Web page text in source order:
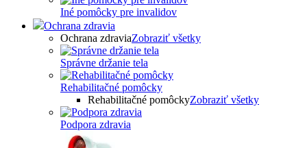
Iné pomôcky pre invalidov
Ochrana zdravia
Ochrana zdraviaZobraziť všetky
Správne držanie tela
Rehabilitačné pomôcky
Rehabilitačné pomôckyZobraziť všetky
Podpora zdravia